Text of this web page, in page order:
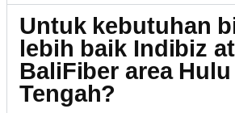
Untuk kebutuhan
lebih baik Indibiz
BaliFiber area
Tengah?